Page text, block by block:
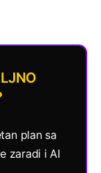
plan sa
zaradi i AI